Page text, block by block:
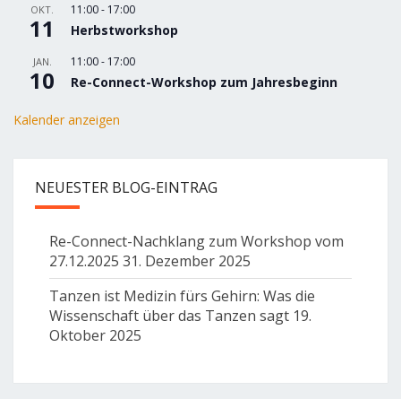
OKT.
11
11:00- 17:00
Herbstworkshop
JAN.
10
11:00- 17:00
Re-Connect-Workshop zum Jahresbeginn
Kalender anzeigen
NEUESTER BLOG-EINTRAG
Re-Connect-Nachklang zum Workshop vom
27.12.2025 31. Dezember 2025
Tanzen ist Medizin fürs Gehirn: Was die
Wissenschaft über das Tanzen sagt 19.
Oktober 2025